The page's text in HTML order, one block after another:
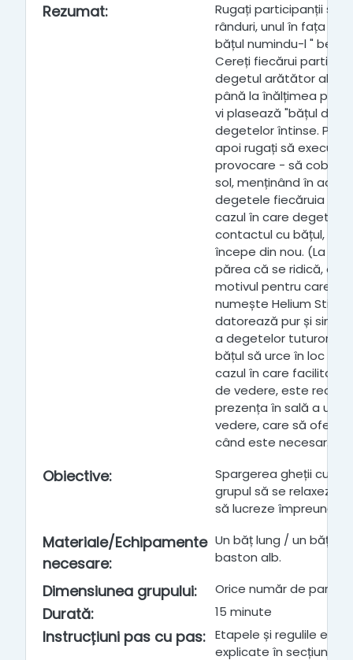
Rezumat:
Rugați participanții să
rânduri, unul în fața
bățul numindu-l "
Cereți fiecărui
degetul arătător al
până la înălțimea
vi plasează "bățul de
degetelor întinse.
apoi rugați să execute
provocare - să
sol, menținând în
degetele fiecăruia
cazul în care degetele
contactul cu bățul,
începe din nou. (La
părea că se ridică,
motivul pentru care
numește Helium Stick
datorează pur și
a degetelor tuturor,
bățul să urce în loc să
cazul în care
de vedere, este
prezența în sală a unui
vedere, care să ofere
când este necesar.
Obiective:
Spargerea gheții cu
grupul să se relaxeze,
să lucreze împreună.
Materiale/Echipamente
necesare:
Un băț lung / un băț
baston alb.
Dimensiunea grupului: Orice număr de
Durată: 15 minute
Instrucțiuni pas cu pas: Etapele și regulile
explicate în secțiunea